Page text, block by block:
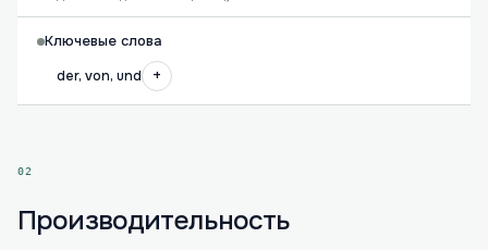
Ключевые слова
der, von, und
+
02
Производительность